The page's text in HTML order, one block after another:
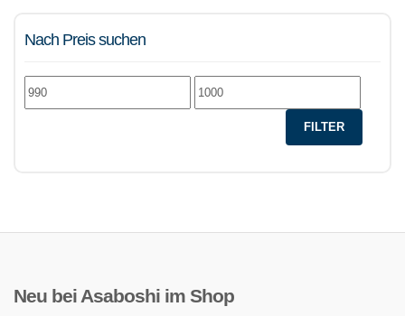
Nach Preis suchen
Min. Max.
FILTER
Neu bei Asaboshi im Shop